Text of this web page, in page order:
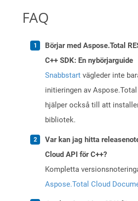
FAQ
Börjar med Aspose.Total
C++ SDK: En nybörjarguide
Snabbstart vägleder inte
initieringen av
hjälper också till att
bibliotek.
Var kan jag hitta
Cloud API för C++?
Kompletta
Aspose.Total Cloud